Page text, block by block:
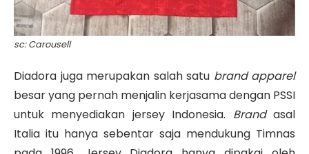
sc: Carousell
Diadora juga merupakan salah satu brand apparel
besar yang pernah menjalin kerjasama dengan PSSI
untuk menyediakan jersey Indonesia. Brandasal
Italia itu hanya sebentar saja mendukung Timnas